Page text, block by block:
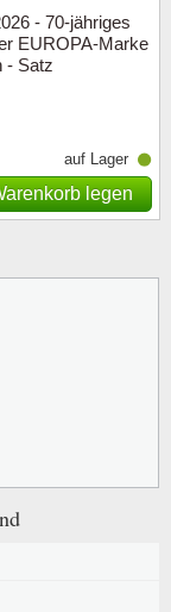
- 70-jähriges
EUROPA-Marke
- Satz
auf Lager
legen